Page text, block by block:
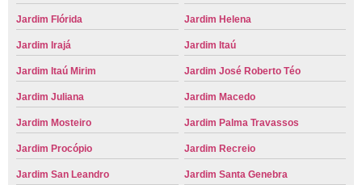
Jardim Flórida Jardim Helena
Jardim Irajá Jardim Itaú
Jardim Itaú Mirim Jardim José Roberto Téo
Jardim Juliana Jardim Macedo
Jardim Mosteiro Jardim Palma Travassos
Jardim Procópio Jardim Recreio
Jardim San Leandro Jardim Santa Genebra